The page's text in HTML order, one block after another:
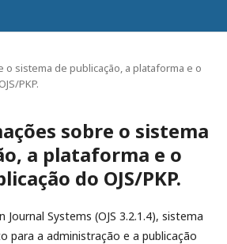
sistema de publicação, a plataforma e o
PKP.
sobre o sistema
a plataforma e o
do OJS/PKP.
Systems (OJS 3.2.1.4), sistema
para a administração e a publicação